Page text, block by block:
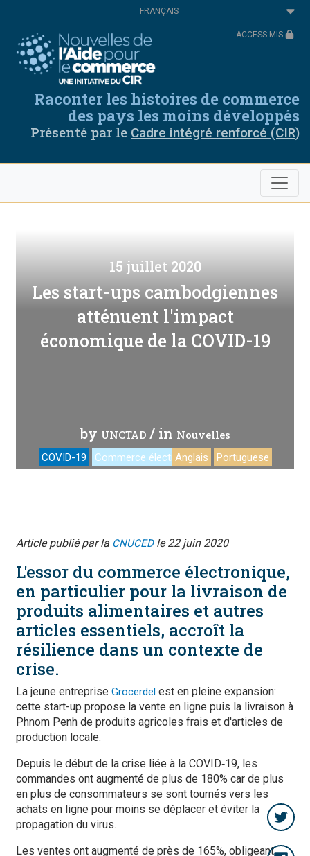
principal
Select
your
ACCESS MIS
Raconter les histoires de commerce
des pays les moins développés
Présenté par le Cadre intégré renforcé (CIR)
15 juillet 2020
Les start-ups cambodgiennes
atténuent l'impact
économique de la COVID-19
by UNCTAD / in Nouvelles
COVID-19 Commerce électronique
Anglais Portuguese
Article publié par la CNUCEDle 22 juin 2020
L'essor du commerce électronique,
en particulier pour la livraison de
produits alimentaires et autres
articles essentiels, accroît la
résilience dans un contexte de
crise.
La jeune entreprise Grocerdel est en pleine expansion:
cette start-up propose la vente en ligne puis la livraison à
Phnom Penh de produits agricoles frais et d'articles de
production locale.
Depuis le début de la crise liée à la COVID‑19, les
commandes ont augmenté de plus de 180% car de plus
en plus de consommateurs se sont tournés vers les
achats en ligne pour moins se déplacer et éviter la
propagation du virus.
Les ventes ont augmenté de près de 165%, obligeant